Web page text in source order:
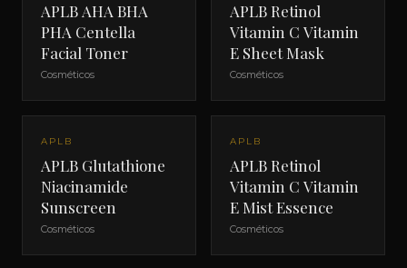
APLB AHA BHA
PHA Centella
Facial Toner
Cosméticos
APLB Retinol
Vitamin C Vitamin
E Sheet Mask
Cosméticos
APLB
APLB Glutathione
Niacinamide
Sunscreen
Cosméticos
APLB
APLB Retinol
Vitamin C Vitamin
E Mist Essence
Cosméticos